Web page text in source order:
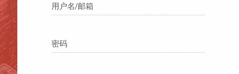
用户名/邮箱
密码